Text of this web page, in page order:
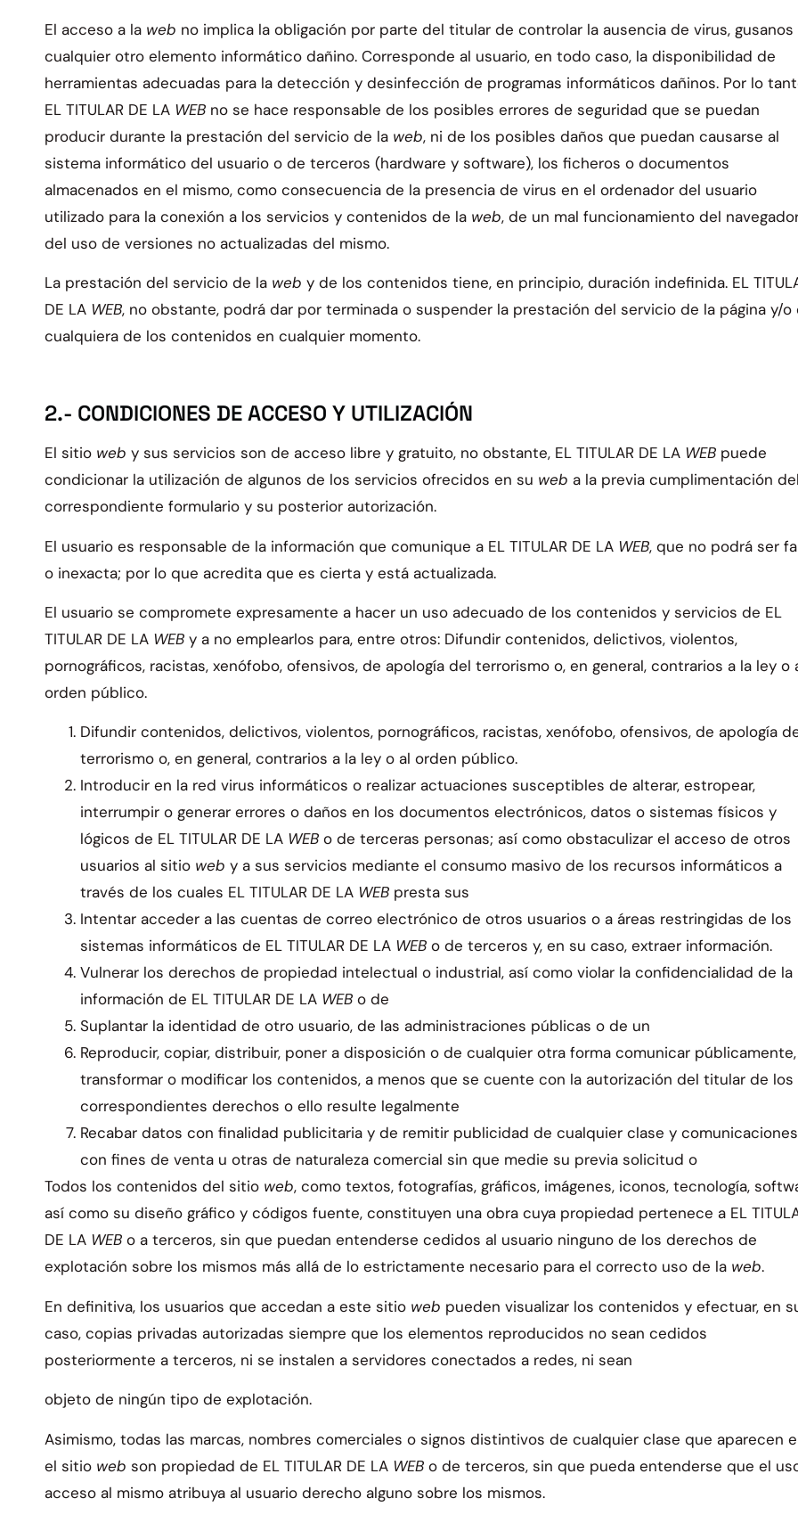
El acceso a la web no implica la obligación por parte del titular de controlar la ausencia de virus, gusanos
cualquier otro elemento informático dañino. Corresponde al usuario, en todo caso, la disponibilidad de
herramientas adecuadas para la detección y desinfección de programas informáticos dañinos. Por lo
EL TITULAR DE LA WEB no se hace responsable de los posibles errores de seguridad que se puedan
producir durante la prestación del servicio de la web, ni de los posibles daños que puedan causarse al
sistema informático del usuario o de terceros (hardware y software), los ficheros o documentos
almacenados en el mismo, como consecuencia de la presencia de virus en el ordenador del usuario
utilizado para la conexión a los servicios y contenidos de la web, de un mal funcionamiento del
del uso de versiones no actualizadas del mismo.
La prestación del servicio de la web y de los contenidos tiene, en principio, duración indefinida. EL
DE LA WEB, no obstante, podrá dar por terminada o suspender la prestación del servicio de la página y/o
cualquiera de los contenidos en cualquier momento.
2.- CONDICIONES DE ACCESO Y UTILIZACIÓN
El sitio web y sus servicios son de acceso libre y gratuito, no obstante, EL TITULAR DE LA WEB puede
condicionar la utilización de algunos de los servicios ofrecidos en su web a la previa cumplimentación
correspondiente formulario y su posterior autorización.
El usuario es responsable de la información que comunique a EL TITULAR DE LA WEB, que no podrá ser
o inexacta; por lo que acredita que es cierta y está actualizada.
El usuario se compromete expresamente a hacer un uso adecuado de los contenidos y servicios de EL
TITULAR DE LA WEB y a no emplearlos para, entre otros: Difundir contenidos, delictivos, violentos,
pornográficos, racistas, xenófobo, ofensivos, de apología del terrorismo o, en general, contrarios a la ley o
orden público.
Difundir contenidos, delictivos, violentos, pornográficos, racistas, xenófobo, ofensivos, de apología
terrorismo o, en general, contrarios a la ley o al orden público.
Introducir en la red virus informáticos o realizar actuaciones susceptibles de alterar, estropear,
interrumpir o generar errores o daños en los documentos electrónicos, datos o sistemas físicos y
lógicos de EL TITULAR DE LA WEB o de terceras personas; así como obstaculizar el acceso de otros
usuarios al sitio web y a sus servicios mediante el consumo masivo de los recursos informáticos a
través de los cuales EL TITULAR DE LA WEB presta sus
Intentar acceder a las cuentas de correo electrónico de otros usuarios o a áreas restringidas de los
sistemas informáticos de EL TITULAR DE LA WEB o de terceros y, en su caso, extraer información.
Vulnerar los derechos de propiedad intelectual o industrial, así como violar la confidencialidad de la
información de EL TITULAR DE LA WEB o de
Suplantar la identidad de otro usuario, de las administraciones públicas o de un
Reproducir, copiar, distribuir, poner a disposición o de cualquier otra forma comunicar públicamente,
transformar o modificar los contenidos, a menos que se cuente con la autorización del titular de los
correspondientes derechos o ello resulte legalmente
Recabar datos con finalidad publicitaria y de remitir publicidad de cualquier clase y comunicaciones
con fines de venta u otras de naturaleza comercial sin que medie su previa solicitud o
Todos los contenidos del sitio web, como textos, fotografías, gráficos, imágenes, iconos, tecnología,
así como su diseño gráfico y códigos fuente, constituyen una obra cuya propiedad pertenece a EL
DE LA WEB o a terceros, sin que puedan entenderse cedidos al usuario ninguno de los derechos de
explotación sobre los mismos más allá de lo estrictamente necesario para el correcto uso de la web.
En definitiva, los usuarios que accedan a este sitio web pueden visualizar los contenidos y efectuar, en
caso, copias privadas autorizadas siempre que los elementos reproducidos no sean cedidos
posteriormente a terceros, ni se instalen a servidores conectados a redes, ni sean
objeto de ningún tipo de explotación.
Asimismo, todas las marcas, nombres comerciales o signos distintivos de cualquier clase que aparecen
el sitio web son propiedad de EL TITULAR DE LA WEB o de terceros, sin que pueda entenderse que el
acceso al mismo atribuya al usuario derecho alguno sobre los mismos.